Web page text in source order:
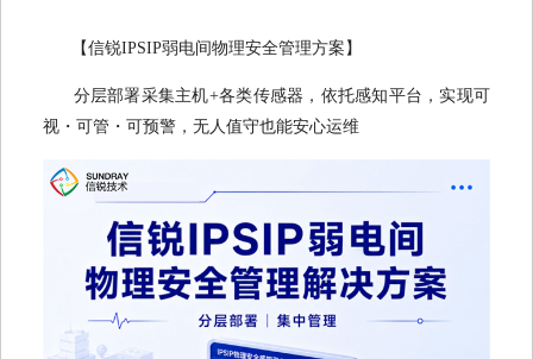
【信锐IPSIP弱电间物理安全管理方案】
分层部署采集主机+各类传感器，依托感知平台，实现可
视・可管・可预警，无人值守也能安心运维